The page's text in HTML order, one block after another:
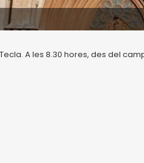
A les 8.30 hores, des del